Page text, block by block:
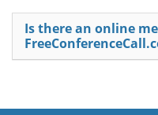
Is there an online